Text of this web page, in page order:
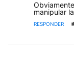
manipular
RESPONDER